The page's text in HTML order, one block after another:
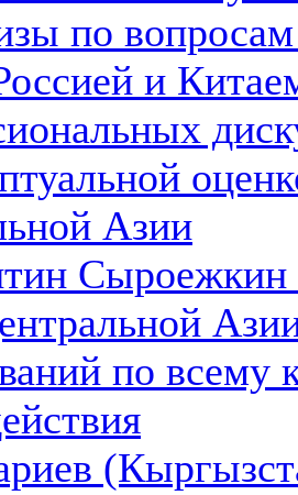
по
и
Азии
Сыроежкин
по всему